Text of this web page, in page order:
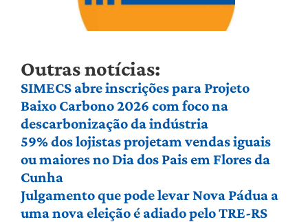
Outras notícias:
SIMECS abre inscrições para Projeto
Baixo Carbono 2026 com foco na
descarbonização da indústria
59% dos lojistas projetam vendas iguais
ou maiores no Dia dos Pais em Flores da
Cunha
Julgamento que pode levar Nova Pádua a
uma nova eleição é adiado pelo TRE-RS